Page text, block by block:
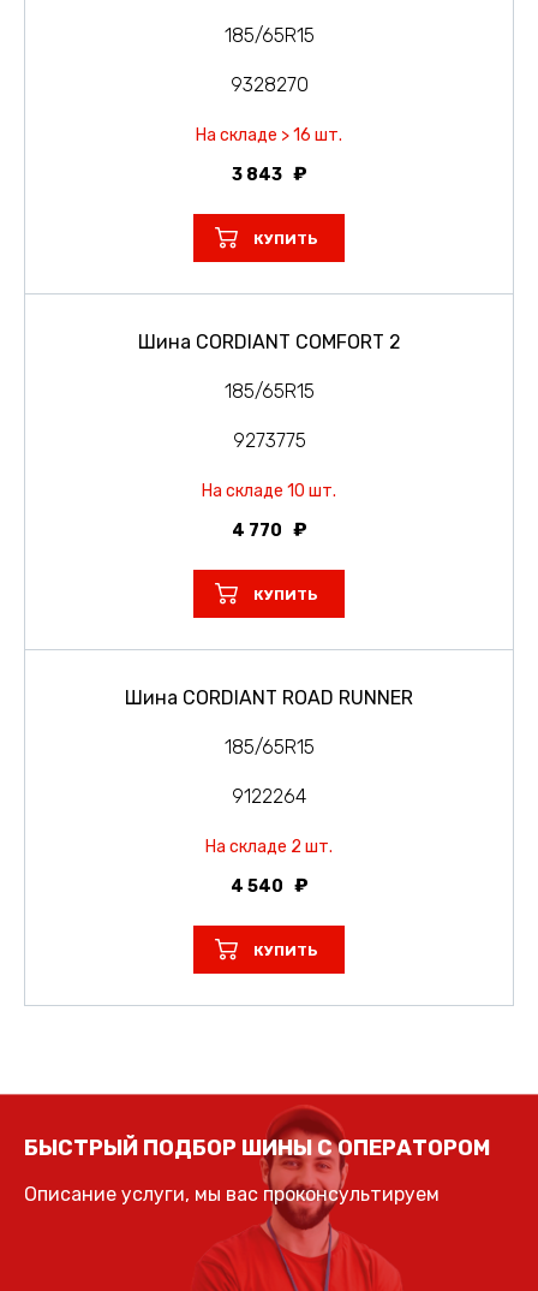
185/65R15
9328270
На складе > 16 шт.
3 843
КУПИТЬ
Шина CORDIANT COMFORT 2
185/65R15
9273775
На складе 10 шт.
4 770
КУПИТЬ
Шина CORDIANT ROAD RUNNER
185/65R15
9122264
На складе 2 шт.
4 540
КУПИТЬ
БЫСТРЫЙ ПОДБОР ШИНЫ С ОПЕРАТОРОМ
Описание услуги, мы вас проконсультируем